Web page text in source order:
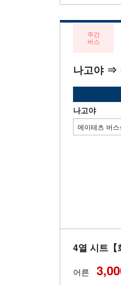
주간
버스
나고야 ⇒
나고야
메이테츠 버
4열 시트
어른